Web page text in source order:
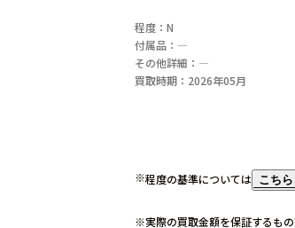
程度：N
付属品：―
その他詳細：―
買取時期：2026年05月
程度の基準については こちら
実際の買取金額を保証するも